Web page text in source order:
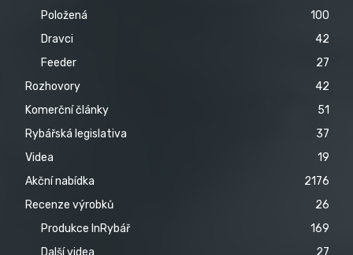
Položená
100
Dravci
42
Feeder
27
Rozhovory
42
Komerční články
51
Rybářská legislativa
37
Videa
19
Akční nabídka
2176
Recenze výrobků
26
Produkce InRybář
169
Další videa
27